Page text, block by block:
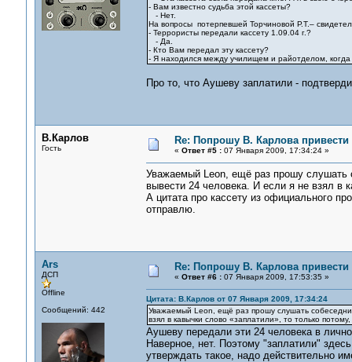
- Вам известно судьба этой кассеты?
- Нет.
На вопросы потерпевшей Торчиновой Р.Т.–
- Террористы передали кассету 1.09.04 г.?
- Да.
- Кто Вам передал эту кассету?
- Я находился между училищем и райотделом,
Про то, что Аушеву заплатили -
В.Карлов
Гость
Re: Попрошу В. Карлова привести
« Ответ #5 :07 Января 2009, 17:34:24 »
Уважаемый Leon, ещё раз прошу слушать
вывести 24 человека. И если я не взял в
А цитата про кассету из официального
отправлю.
Ars
ДСП
Offline
Сообщений: 442
Re: Попрошу В. Карлова привести
« Ответ #6 :07 Января 2009, 17:53:35 »
Цитата: В.Карлов от 07 Января 2009, 17:34:24
Уважаемый Leon, ещё раз прошу слушать
взял в кавычки слово «заплатили», то только
Аушеву передали эти 24 человека в
Наверное, нет. Поэтому "заплатили"
утверждать такое, надо действительно